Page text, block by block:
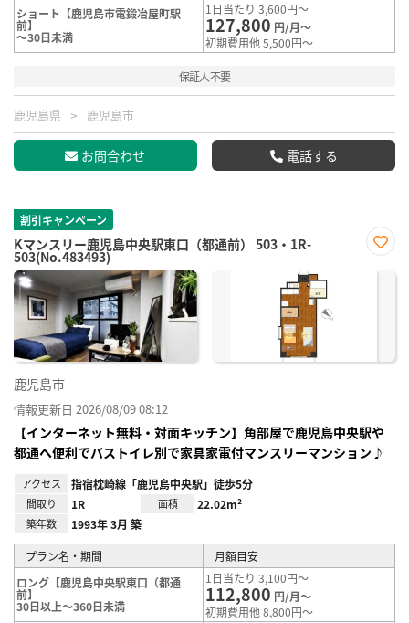
ショート【鹿児島市電鍛冶屋町駅
前】
～30日未満
1日当たり 3,600円～
127,800 円/月～
初期費用他 5,500円～
保証人不要
鹿児島県 鹿児島市
お問合わせ 電話する
割引キャンペーン
Kマンスリー鹿児島中央駅東口（都通前） 503・1R-
503(No.483493)
に入
鹿児島市
情報更新日 2026/08/09 08:12
【インターネット無料・対面キッチン】角部屋で鹿児島中央駅や
都通へ便利でバストイレ別で家具家電付マンスリーマンション♪
アクセス 指宿枕崎線「鹿児島中央駅」徒歩5分
間取り 1R 面積 22.02m²
築年数 1993年 3月 築
プラン名・期間
月額目安
ロング【鹿児島中央駅東口（都通
前】
30日以上～360日未満
1日当たり 3,100円～
112,800 円/月～
初期費用他 8,800円～